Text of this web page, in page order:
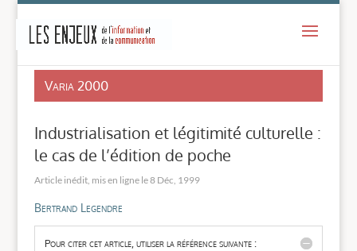
Varia 2000
Industrialisation et légitimité culturelle :
le cas de l’édition de poche
8 Déc, 1999
Bertrand Legendre
Pour citer cet article, utiliser la référence suivante :